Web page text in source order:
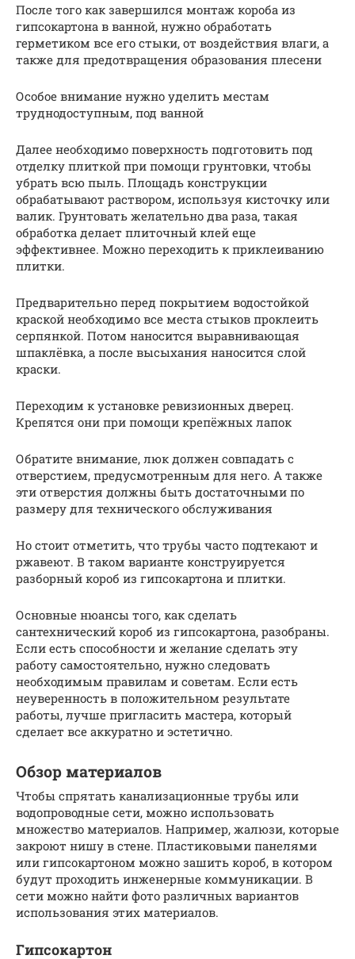
После того как завершился монтаж короба из
гипсокартона в ванной, нужно обработать
герметиком все его стыки, от воздействия влаги, а
также для предотвращения образования плесени
Особое внимание нужно уделить местам
труднодоступным, под ванной
Далее необходимо поверхность подготовить под
отделку плиткой при помощи грунтовки, чтобы
убрать всю пыль. Площадь конструкции
обрабатывают раствором, используя кисточку или
валик. Грунтовать желательно два раза, такая
обработка делает плиточный клей еще
эффективнее. Можно переходить к приклеиванию
плитки.
Предварительно перед покрытием водостойкой
краской необходимо все места стыков проклеить
серпянкой. Потом наносится выравнивающая
шпаклёвка, а после высыхания наносится слой
краски.
Переходим к установке ревизионных дверец.
Крепятся они при помощи крепёжных лапок
Обратите внимание, люк должен совпадать с
отверстием, предусмотренным для него. А также
эти отверстия должны быть достаточными по
размеру для технического обслуживания
Но стоит отметить, что трубы часто подтекают и
ржавеют. В таком варианте конструируется
разборный короб из гипсокартона и плитки.
Основные нюансы того, как сделать
сантехнический короб из гипсокартона, разобраны.
Если есть способности и желание сделать эту
работу самостоятельно, нужно следовать
необходимым правилам и советам. Если есть
неуверенность в положительном результате
работы, лучше пригласить мастера, который
сделает все аккуратно и эстетично.
Обзор материалов
Чтобы спрятать канализационные трубы или
водопроводные сети, можно использовать
множество материалов. Например, жалюзи, которые
закроют нишу в стене. Пластиковыми панелями
или гипсокартоном можно зашить короб, в котором
будут проходить инженерные коммуникации. В
сети можно найти фото различных вариантов
использования этих материалов.
Гипсокартон